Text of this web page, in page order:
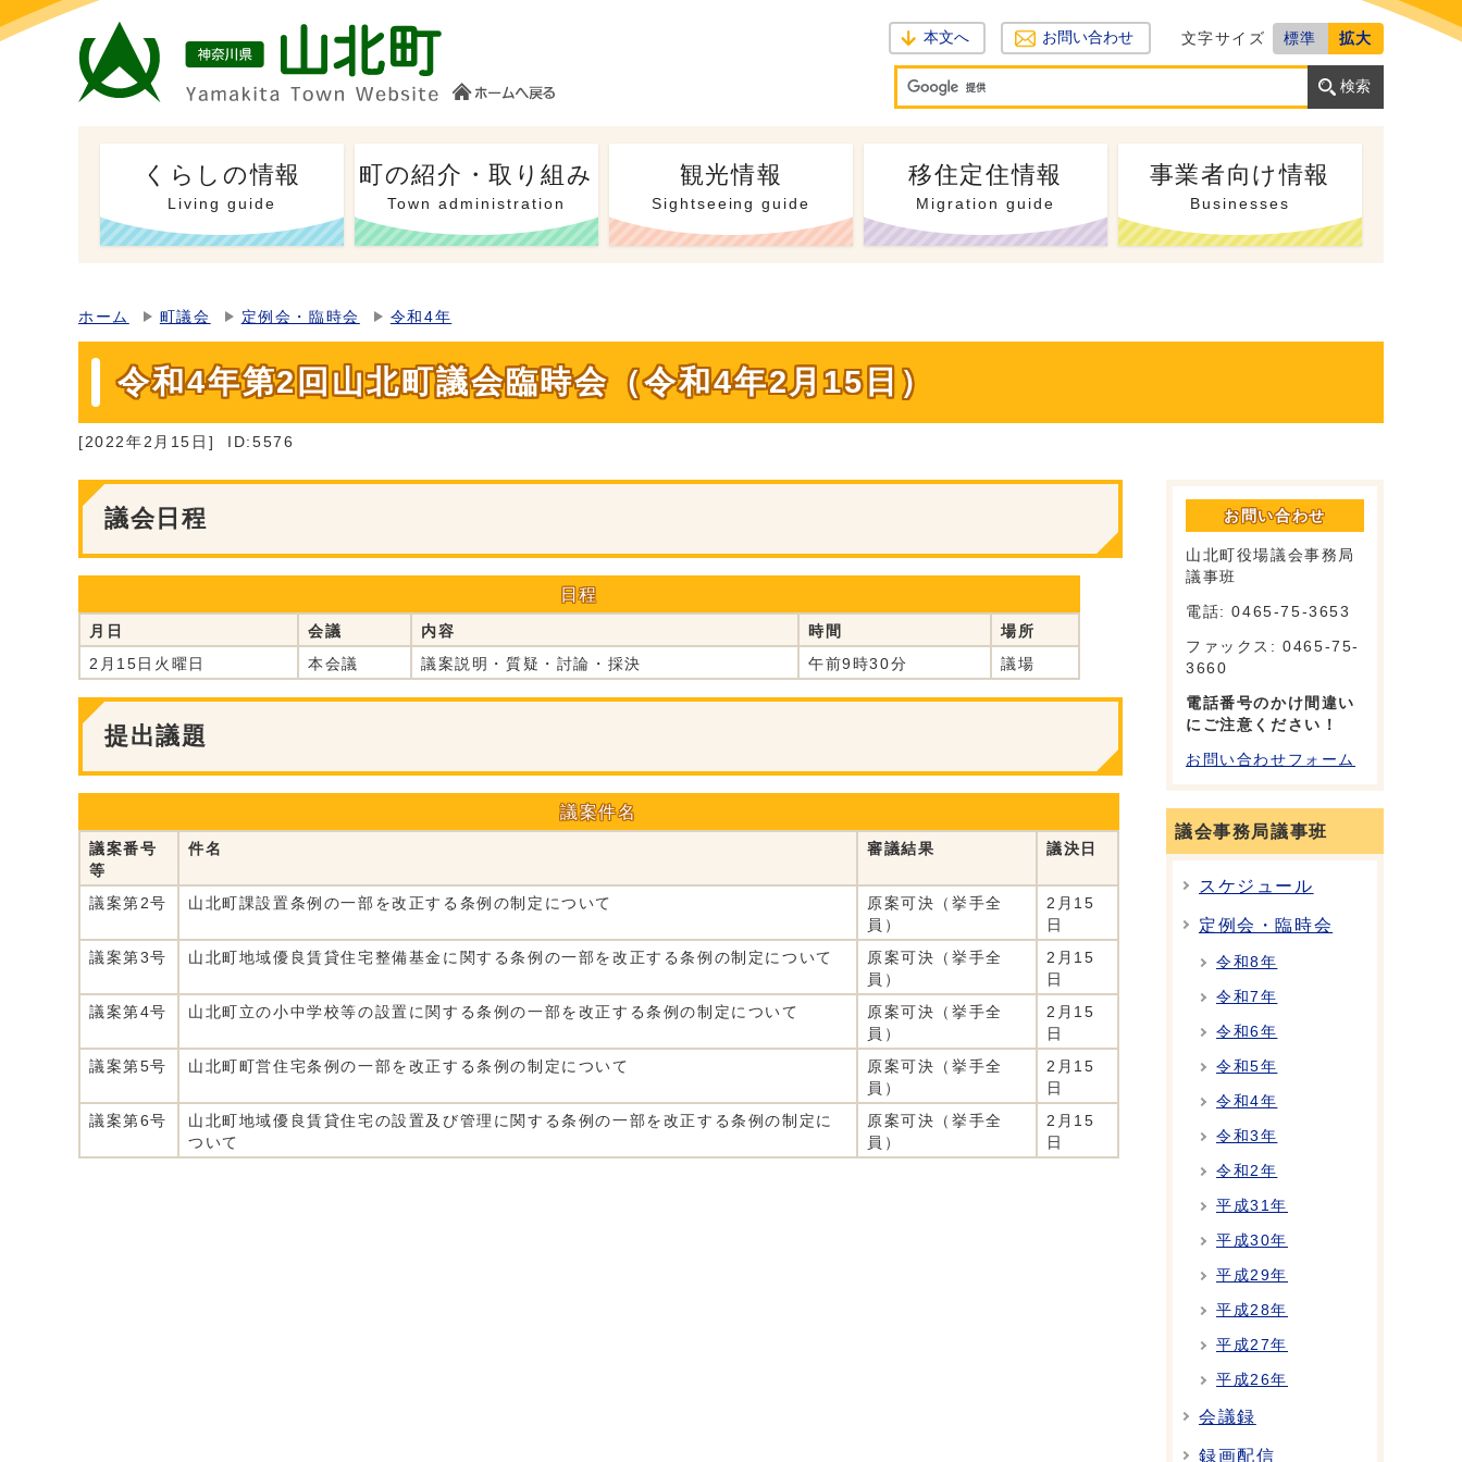
本文へ お問い合わせ 文字サイズ 標準 拡大
くらしの情報
Living guide
町の紹介・取り組み
Town administration
観光情報
Sightseeing guide
移住定住情報
Migration guide
事業者向け情報
Businesses
ホーム 町議会 定例会・臨時会 令和4年
令和4年第2回山北町議会臨時会（令和4年2月15日）
[2022年2月15日] ID:5576
議会日程
日程
月日 会議 内容 時間
場所
2月15日火曜日
本会議 議案説明・質疑・討論・採決 午前9時30分 議場
提出議題
議案件名
議案番号
等
件名 審議結果 議決日
議案第2号 山北町課設置条例の一部を改正する条例の制定について
原案可決（挙手全
員）
2月15
日
議案第3号
山北町地域優良賃貸住宅整備基金に関する条例の一部を改正する条例の制定について
原案可決（挙手全
員）
2月15
日
議案第4号
山北町立の小中学校等の設置に関する条例の一部を改正する条例の制定について
原案可決（挙手全
員）
2月15
日
議案第5号
山北町町営住宅条例の一部を改正する条例の制定について
原案可決（挙手全
員）
2月15
日
議案第6号
山北町地域優良賃貸住宅の設置及び管理に関する条例の一部を改正する条例の制定に
ついて
原案可決（挙手全
員）
2月15
日
お問い合わせ
山北町役場議会事務局
議事班
電話: 0465-75-3653
ファックス: 0465-75-
3660
電話番号のかけ間違い
にご注意ください！
お問い合わせフォーム
議会事務局議事班
スケジュール
定例会・臨時会
令和8年
令和7年
令和6年
令和5年
令和4年
令和3年
令和2年
平成31年
平成30年
平成29年
平成28年
平成27年
平成26年
会議録
録画配信